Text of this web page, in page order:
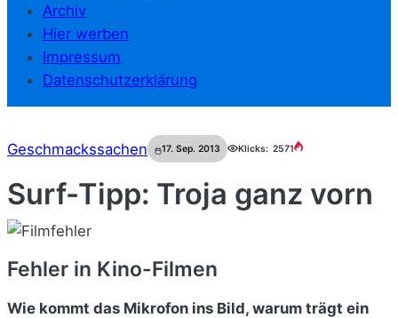
Archiv
Hier werben
Impressum
Datenschutzerklärung
Geschmackssachen 17. Sep. 2013 Klicks: 2571
Surf-Tipp: Troja ganz vorn
Fehler in Kino-Filmen
Wie kommt das Mikrofon ins Bild, warum trägt ein